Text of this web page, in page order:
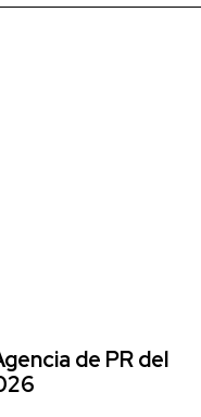
de PR del